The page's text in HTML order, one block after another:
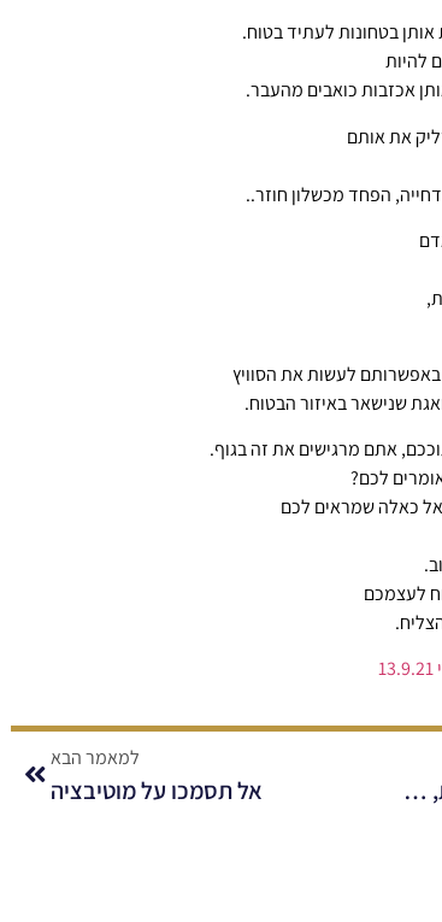
בטחונות לעתיד בטוח.
להיות
אכזבות כואבים מהעבר.
את אותם
הפחד מכשלון חוזר..
לעשות את הסוויץ
שנישאר באיזור הבטוח.
אתם מרגישים את זה בגוף.
לכם?
כאלה שמראים לכם
לעצמכם
הרצאת אורח חיים בריא, בריאות, תזונה ומוטיבציה לשינוי באיכות החיים.
למאמר הבא
אל תסמכו על מוטיבציה